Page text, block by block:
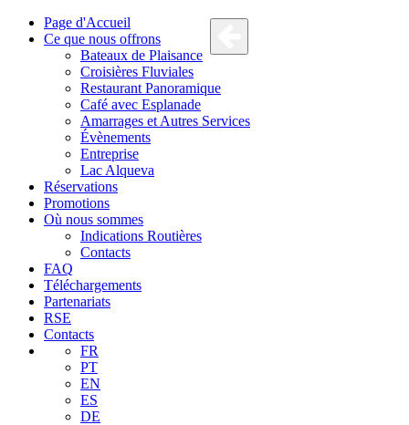
Page d'Accueil
Ce que nous offrons
Bateaux de Plaisance
Croisières Fluviales
Restaurant Panoramique
Café avec Esplanade
Amarrages et Autres Services
Évènements
Entreprise
Lac Alqueva
Réservations
Promotions
Où nous sommes
Indications Routières
Contacts
FAQ
Téléchargements
Partenariats
RSE
Contacts
FR
PT
EN
ES
DE